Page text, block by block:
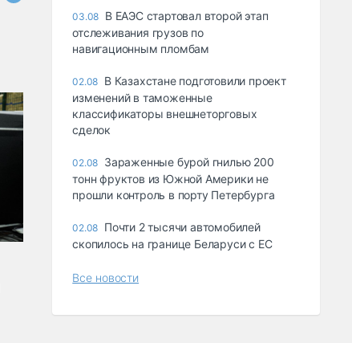
03.08 В ЕАЭС стартовал второй этап
отслеживания грузов по
навигационным пломбам
02.08 В Казахстане подготовили проект
изменений в таможенные
классификаторы внешнеторговых
сделок
02.08 Зараженные бурой гнилью 200
тонн фруктов из Южной Америки не
прошли контроль в порту Петербурга
02.08 Почти 2 тысячи автомобилей
скопилось на границе Беларуси с ЕС
Все новости